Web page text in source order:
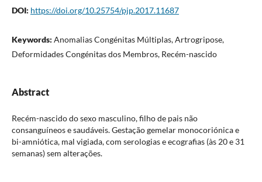
DOI: https://doi.org/10.25754/pjp.2017.11687
Keywords: Anomalias Congénitas Múltiplas, Artrogripose,
Deformidades Congénitas dos Membros, Recém-nascido
Abstract
Recém-nascido do sexo masculino, filho de pais não
consanguíneos e saudáveis. Gestação gemelar monocoriónica e
bi-amniótica, mal vigiada, com serologias e ecografias (às 20 e 31
semanas) sem alterações.